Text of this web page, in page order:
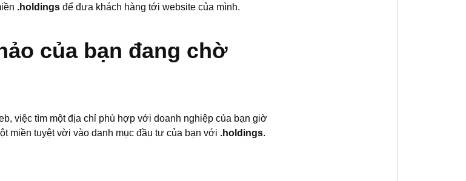
.holdingsđể đưa khách hàng tới website của mình.
của bạn đang chờ
việc tìm một địa chỉ phù hợp với doanh nghiệp của bạn giờ
miền tuyệt vời vào danh mục đầu tư của bạn với .holdings.